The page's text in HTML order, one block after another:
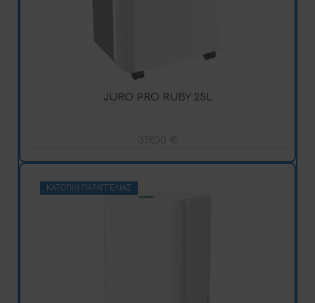
JURO PRO RUBY 25L
319,00 €
ΚΑΤΌΠΙΝ ΠΑΡΑΓΓΕΛΊΑΣ